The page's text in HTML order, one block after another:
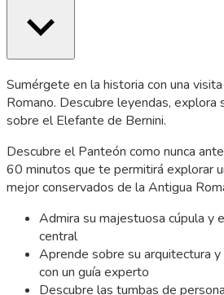
Sumérgete en la historia con una
Romano. Descubre leyendas, explora
sobre el Elefante de Bernini.
Descubre el Panteón como nunca
60 minutos que te permitirá explorar
mejor conservados de la Antigua
Admira su majestuosa cúpula y
central
Aprende sobre su arquitectura
con un guía experto
Descubre las tumbas de